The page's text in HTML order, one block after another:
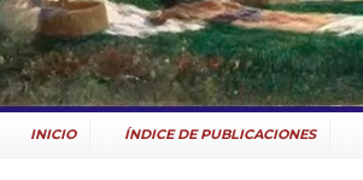
INICIO ÍNDICE DE PUBLICACIONES